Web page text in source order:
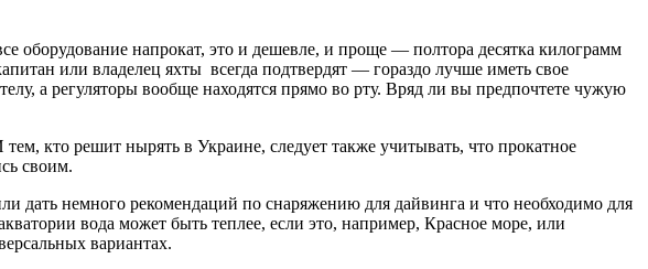
оборудование напрокат, это и дешевле, и проще — полтора десятка килограмм
или владелец яхты всегда подтвердят — гораздо лучше иметь свое
а регуляторы вообще находятся прямо во рту. Вряд ли вы предпочтете чужую
кто решит нырять в Украине, следует также учитывать, что прокатное
своим.
дать немного рекомендаций по снаряжению для дайвинга и что необходимо для
вода может быть теплее, если это, например, Красное море, или
вариантах.